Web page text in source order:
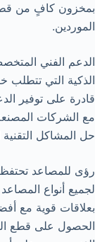
بمخزون كافٍ من قطع
الموردين.
الدعم الفني
الذكية التي تتطلب
قادرة على توفير
مع الشركات
حل المشاكل
رؤى للمصاعد تحتفظ
لجميع أنواع
بعلاقات قوية مع
الحصول على قطع